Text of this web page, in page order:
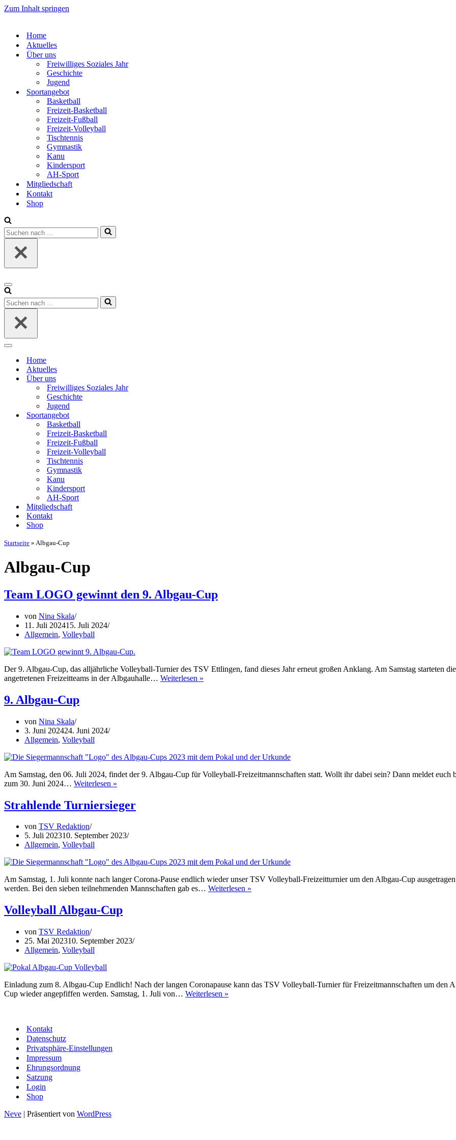
Zum Inhalt springen
Home
Aktuelles
Über uns
Freiwilliges Soziales Jahr
Geschichte
Jugend
Sportangebot
Basketball
Freizeit-Basketball
Freizeit-Fußball
Freizeit-Volleyball
Tischtennis
Gymnastik
Kanu
Kindersport
AH-Sport
Mitgliedschaft
Kontakt
Shop
Suchen
nach …
Navigationsmenü
Suchen
nach …
Navigationsmenü
Home
Aktuelles
Über uns
Freiwilliges Soziales Jahr
Geschichte
Jugend
Sportangebot
Basketball
Freizeit-Basketball
Freizeit-Fußball
Freizeit-Volleyball
Tischtennis
Gymnastik
Kanu
Kindersport
AH-Sport
Mitgliedschaft
Kontakt
Shop
Startseite » Albgau-Cup
Albgau-Cup
Team LOGO gewinnt den 9. Albgau-Cup
von Nina Skala
11. Juli 202415. Juli 2024
Allgemein, Volleyball
Der 9. Albgau-Cup, das alljährliche Volleyball-Turnier des TSV Ettlingen, fand dieses Jahr erneut großen Anklang. Am Samstag starteten
angetretenen Freizeitteams in der Albgauhalle… Weiterlesen »
9. Albgau-Cup
von Nina Skala
3. Juni 202424. Juni 2024
Allgemein, Volleyball
Am Samstag, den 06. Juli 2024, findet der 9. Albgau-Cup für Volleyball-Freizeitmannschaften statt. Wollt ihr dabei sein? Dann meldet euch
zum 30. Juni 2024… Weiterlesen »
Cup
Strahlende Turniersieger
von TSV Redaktion
5. Juli 202310. September 2023
Allgemein, Volleyball
Am Samstag, 1. Juli konnte nach langer Corona-Pause endlich wieder unser TSV Volleyball-Freizeitturnier um den Albgau-Cup ausgetragen
werden. Bei den sieben teilnehmenden Mannschaften gab es… Weiterlesen »
Volleyball Albgau-Cup
von TSV Redaktion
25. Mai 202310. September 2023
Allgemein, Volleyball
Einladung zum 8. Albgau-Cup Endlich! Nach der langen Coronapause kann das TSV Volleyball-Turnier für Freizeitmannschaften um den
Cup wieder angepfiffen werden. Samstag, 1. Juli von… Weiterlesen »
Kontakt
Datenschutz
Privatsphäre-Einstellungen
Impressum
Ehrungsordnung
Satzung
Login
Shop
Neve | Präsentiert von WordPress